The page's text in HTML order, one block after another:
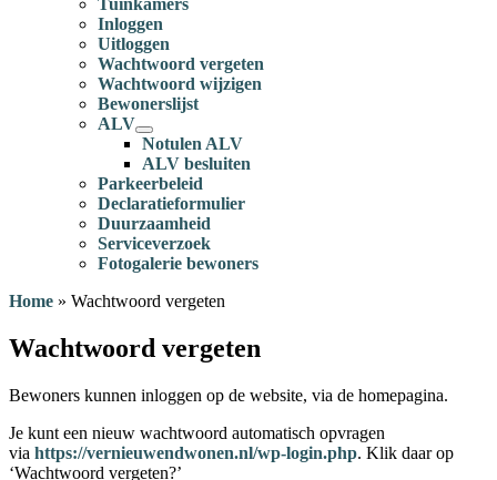
Tuinkamers
Inloggen
Uitloggen
Wachtwoord vergeten
Wachtwoord wijzigen
Bewonerslijst
ALV
Notulen ALV
ALV besluiten
Parkeerbeleid
Declaratieformulier
Duurzaamheid
Serviceverzoek
Fotogalerie bewoners
Home » Wachtwoord vergeten
Wachtwoord vergeten
Bewoners kunnen inloggen op de website, via de homepagina.
Je kunt een nieuw wachtwoord automatisch opvragen
via https://vernieuwendwonen.nl/wp-login.php. Klik daar op
‘Wachtwoord vergeten?’